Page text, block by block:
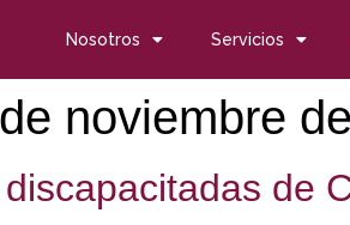
Nosotros Servicios
noviembre
de